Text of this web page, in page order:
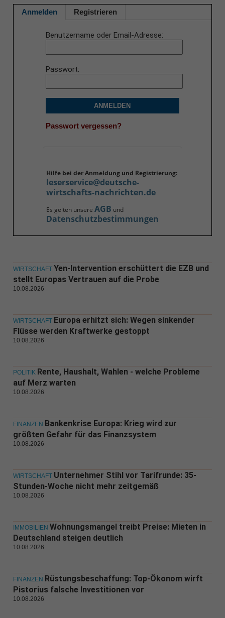
Anmelden Registrieren
Benutzername oder Email-Adresse
Passwort
ANMELDEN
Passwort vergessen?
Hilfe bei der Anmeldung und Registrierung:
leserservice@deutsche-
wirtschafts-nachrichten.de
Es gelten unsere AGB und
Datenschutzbestimmungen
WIRTSCHAFT Yen-Intervention erschüttert die EZB und
stellt Europas Vertrauen auf die Probe
10.08.2026
WIRTSCHAFT Europa erhitzt sich: Wegen sinkender
Flüsse werden Kraftwerke gestoppt
10.08.2026
POLITIK Rente, Haushalt, Wahlen - welche Probleme
auf Merz warten
10.08.2026
FINANZEN Bankenkrise Europa: Krieg wird zur
größten Gefahr für das Finanzsystem
10.08.2026
WIRTSCHAFT Unternehmer Stihl vor Tarifrunde: 35-
Stunden-Woche nicht mehr zeitgemäß
10.08.2026
IMMOBILIEN Wohnungsmangel treibt Preise: Mieten in
Deutschland steigen deutlich
10.08.2026
FINANZEN Rüstungsbeschaffung: Top-Ökonom wirft
Pistorius falsche Investitionen vor
10.08.2026